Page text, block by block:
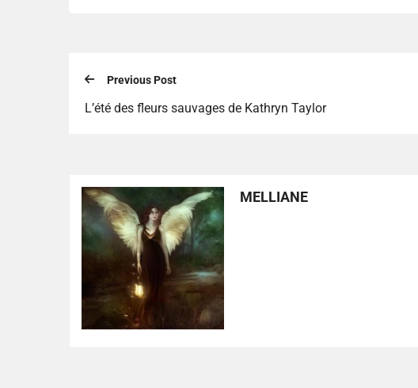
Previous Post
L’été des fleurs sauvages de Kathryn Taylor
MELLIANE